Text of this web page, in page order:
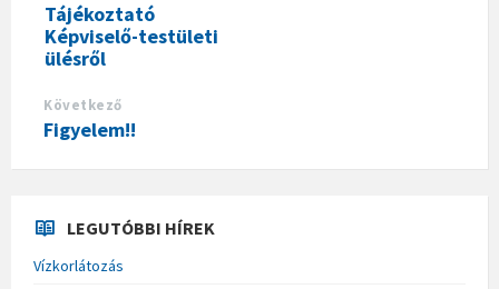
Tájékoztató
Képviselő-testületi
ülésről
Következő
Figyelem!!
LEGUTÓBBI HÍREK
Vízkorlátozás